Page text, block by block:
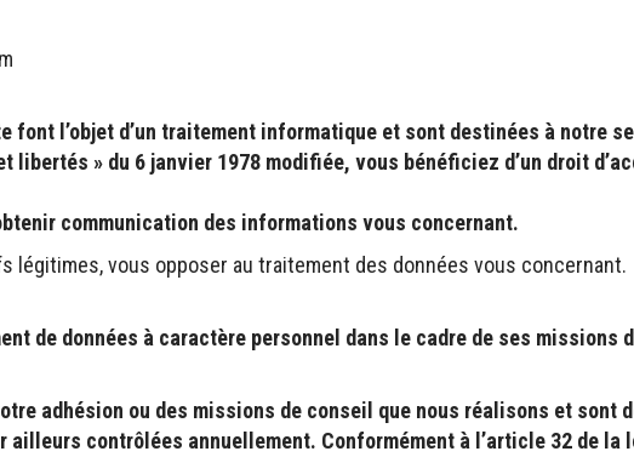
l’objet d’un traitement informatique et sont destinées à notre
libertés » du 6 janvier 1978 modifiée, vous bénéficiez d’un droit
communication des informations vous concernant.
légitimes, vous opposer au traitement des données vous concernant.
de données à caractère personnel dans le cadre de ses missions
adhésion ou des missions de conseil que nous réalisons et sont
ailleurs contrôlées annuellement. Conformément à l’article 32 de la